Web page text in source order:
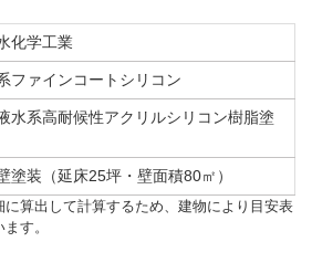
化学工業
ファインコートシリコン
水系高耐候性アクリルシリコン樹脂塗
塗装（延床25坪・壁面積80㎡）
算出して計算するため、建物により目安表
す。